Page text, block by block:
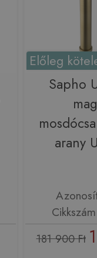
Előleg
Sapho
arany
181 900 Ft